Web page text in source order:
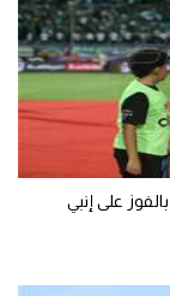
على إنبي